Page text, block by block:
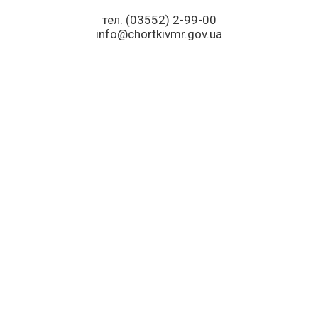
тел. (03552) 2-99-00
info@chortkivmr.gov.ua